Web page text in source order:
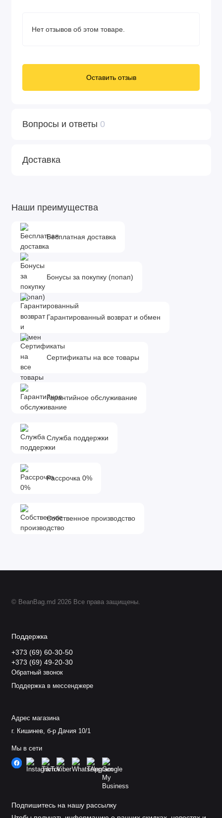
Нет отзывов об этом товаре.
Оставить отзыв
Вопросы и ответы 0
Доставка
Наши преимущества
Бесплатная доставка
Бонусы за покупку (попап)
Гарантированный возврат и обмен
Сертификаты на все товары
Гарантийное обслуживание
Служба поддержки
Рассрочка 0%
Собственное производство
© BeanBag.md 2026 Все права защищены.
Поддержка
+373 (69) 60-30-50
+373 (69) 49-20-30
Обратный звонок
Поддержка в мессенджере
Адрес магазина
г. Кишинев, б-р Дачия 10/1
Мы в сети
Подпишитесь на нашу рассылку